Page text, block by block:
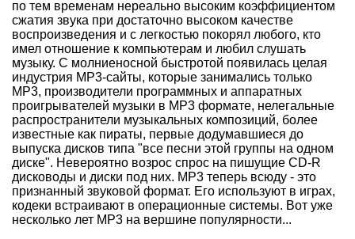
по тем временам нереально высоким коэффициентом
сжатия звука при достаточно высоком качестве
воспроизведения и с легкостью покорял любого, кто
имел отношение к компьютерам и любил слушать
музыку. С молниеносной быстротой появилась целая
индустрия МР3-сайты, которые занимались только
МР3, производители программных и аппаратных
проигрывателей музыки в МР3 формате, нелегальные
распространители музыкальных композиций, более
известные как пираты, первые додумавшиеся до
выпуска дисков типа "все песни этой группы на одном
диске". Невероятно возрос спрос на пишущие CD-R
дисководы и диски под них. МР3 теперь всюду - это
признанный звуковой формат. Его используют в играх,
кодеки встраивают в операционные системы. Вот уже
несколько лет МР3 на вершине популярности...